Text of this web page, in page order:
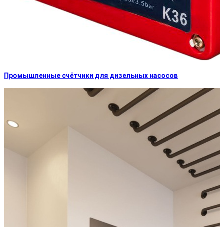
Промышленные счётчики для дизельных насосов